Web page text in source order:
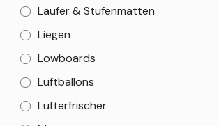
Läufer & Stufenmatten
Liegen
Lowboards
Luftballons
Lufterfrischer